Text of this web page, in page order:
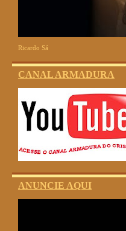
Ricardo Sá
CANAL ARMADURA
ANUNCIE AQUI